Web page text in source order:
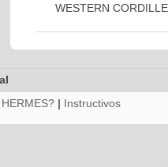
WESTERN
| Instructivos